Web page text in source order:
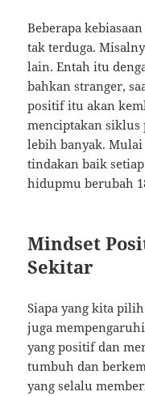
Beberapa
tak terduga.
lain. Entah itu
bahkan stranger,
positif itu akan
menciptakan
lebih banyak. Mulai
tindakan baik
hidupmu berubah
Mindset
Sekitar
Siapa yang kita
juga
yang positif dan
tumbuh dan
yang selalu